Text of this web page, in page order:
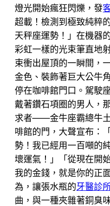
燈光開始瘋狂閃爍，發
超載！檢測到極致純粹
天秤座運勢！」在機器
彩虹一樣的光束筆直地
束衝出屋頂的一瞬間，
金色、裝飾著巨大公牛
停在咖啡館門口。駕駛
戴著鑽石項圈的男人，
求者——金牛座霸總牛
啡館的門，大聲宣布：
勢！我已經用一百噸的
壞運氣！」「從現在開
我的金錢，就是你的正
為，讓張水瓶的牙醫診
曲，與一種夾雜著銅臭